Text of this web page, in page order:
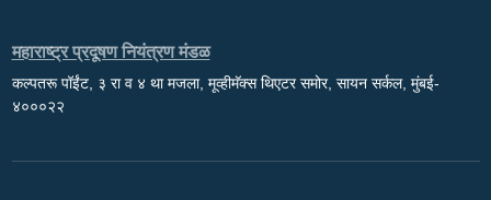
महाराष्ट्र प्रदूषण नियंत्रण मंडळ
कल्पतरू पॉईंट, ३ रा व ४ था मजला, मूव्हीमॅक्स थिएटर समोर, सायन सर्कल, मुंबई-
४०००२२